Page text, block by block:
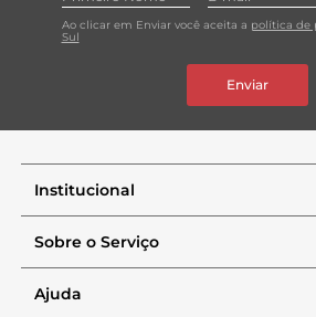
Ao clicar em Enviar você aceita a política de
Sul
Enviar
Institucional
Sobre o Serviço
Ajuda